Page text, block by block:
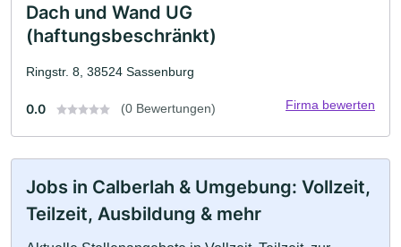
Dach und Wand UG
(haftungsbeschränkt)
Ringstr. 8, 38524 Sassenburg
0.0 (0 Bewertungen) Firma bewerten
Jobs in Calberlah & Umgebung: Vollzeit,
Teilzeit, Ausbildung & mehr